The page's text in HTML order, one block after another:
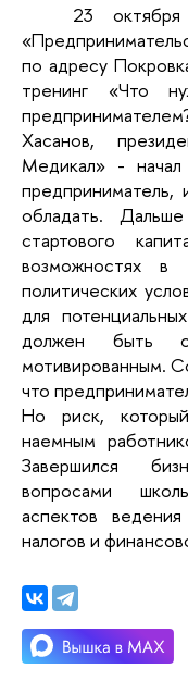
23
по адресу
тренинг «Что
Хасанов,
Медикал» -
обладать.
стартового
возможностях в
политических
для
должен быть
мотивированным.
что
Но риск,
наемным
Завершился
вопросами
аспектов
налогов и